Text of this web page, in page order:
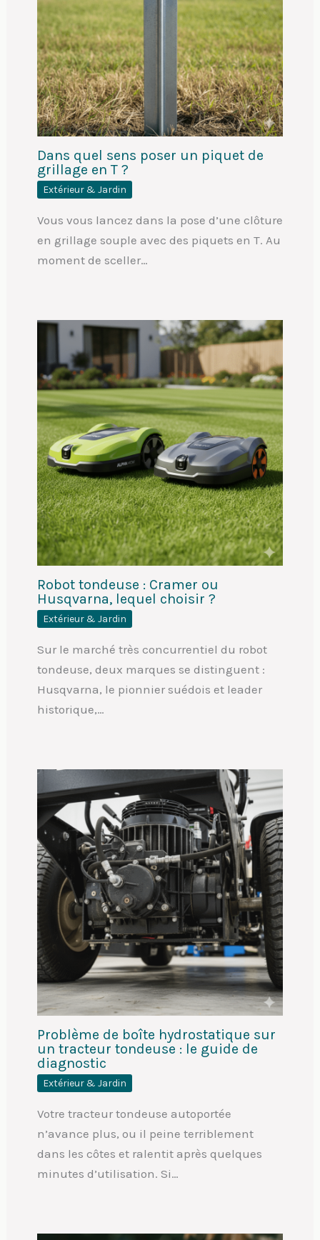
Dans quel sens poser un piquet de
grillage en T ?
Extérieur & Jardin
Vous vous lancez dans la pose d’une clôture
en grillage souple avec des piquets en T. Au
moment de sceller…
Robot tondeuse : Cramer ou
Husqvarna, lequel choisir ?
Extérieur & Jardin
Sur le marché très concurrentiel du robot
tondeuse, deux marques se distinguent :
Husqvarna, le pionnier suédois et leader
historique,…
Problème de boîte hydrostatique sur
un tracteur tondeuse : le guide de
diagnostic
Extérieur & Jardin
Votre tracteur tondeuse autoportée
n’avance plus, ou il peine terriblement
dans les côtes et ralentit après quelques
minutes d’utilisation. Si…